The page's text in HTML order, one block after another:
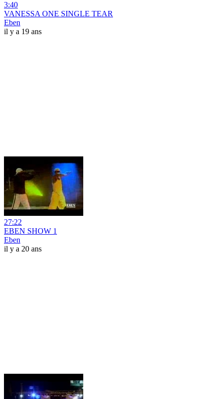
3:40
VANESSA ONE SINGLE TEAR
Eben
il y a 19 ans
27:22
EBEN SHOW 1
Eben
il y a 20 ans